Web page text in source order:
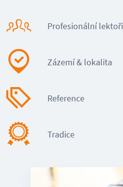
Profesionální lektoři
Zázemí & lokalita
Reference
Tradice